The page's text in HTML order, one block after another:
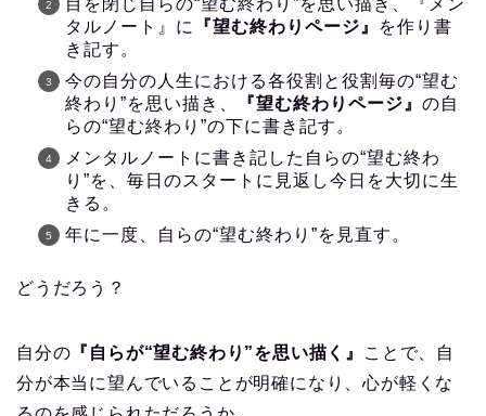
目を閉じ自らの“望む終わり”を思い描き、『メン
タルノート』に
『望む終わりページ』
を作り書
き記す。
今の自分の人生における各役割と役割毎の“望む
終わり”を思い描き、
『望む終わりページ』 の自
らの“望む終わり”の下に書き記す。
メンタルノートに書き記した自らの“望む終わ
り”を、毎日のスタートに見返し今日を大切に生
きる。
年に一度、自らの“望む終わり”を見直す。
どうだろう？
自分の 『自らが“望む終わり”を思い描く』
ことで、自
分が本当に望んでいることが明確になり、心が軽くな